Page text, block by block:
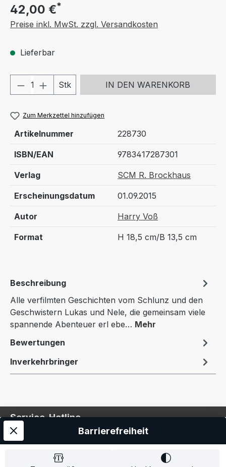
42,00 €*
Preise inkl. MwSt. zzgl. Versandkosten
Lieferbar
Produkt Anzahl: Gib den
Stk IN DEN WARENKORB
Zum Merkzettel hinzufügen
Artikelnummer 228730
ISBN/EAN 9783417287301
Verlag SCM R. Brockhaus
Erscheinungsdatum 01.09.2015
Autor Harry Voß
Format H 18,5 cm/B 13,5 cm
Beschreibung
Alle verfilmten Geschichten vom Schlunz und den
Geschwistern Lukas und Nele, die gemeinsam viele
spannende Abenteuer erl ebe… Mehr
Bewertungen
Inverkehrbringer
Service-Hotline
Service
Information
Barrierefreiheit